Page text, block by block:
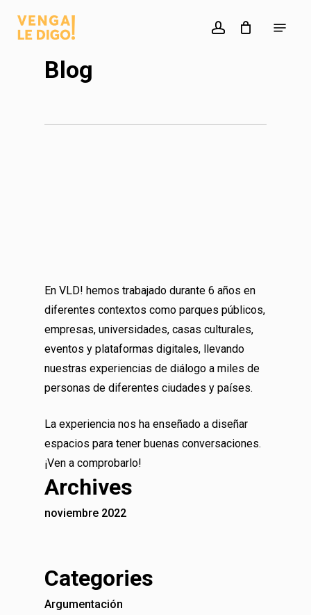
account
Blog
En VLD! hemos trabajado durante 6 años en
diferentes contextos como parques públicos,
empresas, universidades, casas culturales,
eventos y plataformas digitales, llevando
nuestras experiencias de diálogo a miles de
personas de diferentes ciudades y países.
La experiencia nos ha enseñado a diseñar
espacios para tener buenas conversaciones.
¡Ven a comprobarlo!
Archives
noviembre 2022
Categories
Argumentación